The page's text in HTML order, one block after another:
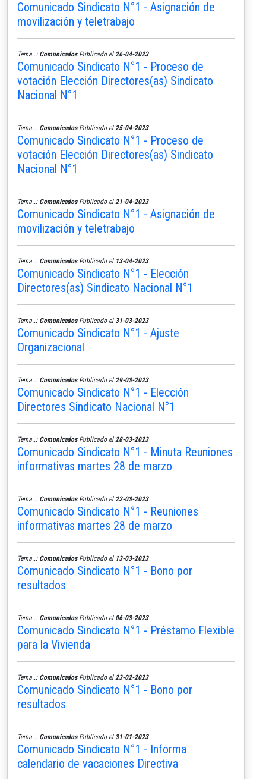
Comunicado Sindicato N°1 - Asignación de
movilización y teletrabajo
Tema..: ComunicadosPublicado el 26-04-2023
Comunicado Sindicato N°1 - Proceso de
votación Elección Directores(as) Sindicato
Nacional N°1
Tema..: ComunicadosPublicado el 25-04-2023
Comunicado Sindicato N°1 - Proceso de
votación Elección Directores(as) Sindicato
Nacional N°1
Tema..: ComunicadosPublicado el 21-04-2023
Comunicado Sindicato N°1 - Asignación de
movilización y teletrabajo
Tema..: ComunicadosPublicado el 13-04-2023
Comunicado Sindicato N°1 - Elección
Directores(as) Sindicato Nacional N°1
Tema..: ComunicadosPublicado el 31-03-2023
Comunicado Sindicato N°1 - Ajuste
Organizacional
Tema..: ComunicadosPublicado el 29-03-2023
Comunicado Sindicato N°1 - Elección
Directores Sindicato Nacional N°1
Tema..: ComunicadosPublicado el 28-03-2023
Comunicado Sindicato N°1 - Minuta Reuniones
informativas martes 28 de marzo
Tema..: ComunicadosPublicado el 22-03-2023
Comunicado Sindicato N°1 - Reuniones
informativas martes 28 de marzo
Tema..: ComunicadosPublicado el 13-03-2023
Comunicado Sindicato N°1 - Bono por
resultados
Tema..: ComunicadosPublicado el 06-03-2023
Comunicado Sindicato N°1 - Préstamo Flexible
para la Vivienda
Tema..: ComunicadosPublicado el 23-02-2023
Comunicado Sindicato N°1 - Bono por
resultados
Tema..: ComunicadosPublicado el 31-01-2023
Comunicado Sindicato N°1 - Informa
calendario de vacaciones Directiva